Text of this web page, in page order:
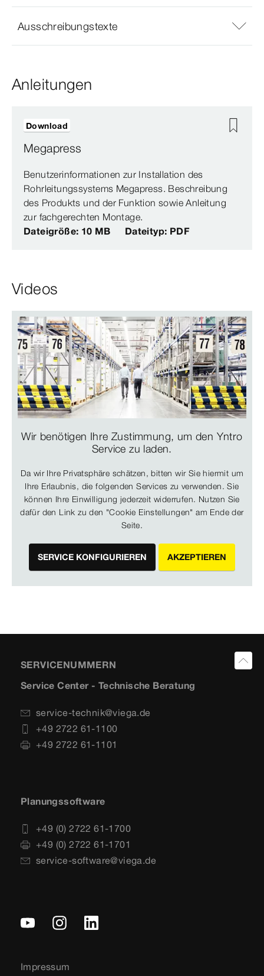
Ausschreibungstexte
Anleitungen
Megapress
Benutzerinformationen zur Installation des
Rohrleitungssystems Megapress. Beschreibung
des Produkts und der Funktion sowie Anleitung
zur fachgerechten Montage.
Dateigröße: 10 MB
Dateityp: PDF
Download
Videos
Wir benötigen Ihre Zustimmung, um den Yntro
Service zu laden.
Da wir Ihre Privatsphäre schätzen, bitten wir Sie hiermit um
Ihre Erlaubnis, die folgenden Services zu verwenden. Sie
können Ihre Einwilligung jederzeit widerrufen. Nutzen Sie
dafür den Link zu den "Cookie Einstellungen" am Ende der
Seite.
SERVICE KONFIGURIEREN AKZEPTIEREN
SERVICENUMMERN
Service Center - Technische Beratung
service-technik@viega.de
+49 2722 61-1100
+49 2722 61-1101
Planungssoftware
+49 (0) 2722 61-1700
+49 (0) 2722 61-1701
service-software@viega.de
Impressum